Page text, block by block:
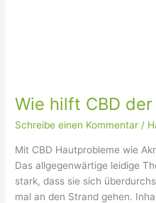
Wie hilft CBD der
Schreibe einen Kommentar /
Mit CBD Hautprobleme wie
Das allgegenwärtige leidige
stark, dass sie sich
mal an den Strand gehen.